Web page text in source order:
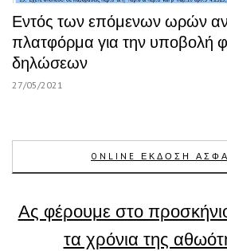
Εντός των επόμενων ωρών
πλατφόρμα για την υποβολή
δηλώσεων
27/05/2021
ONLINE ΕΚΔΟΣΗ
Ας φέρουμε στο
τα χρόνια της